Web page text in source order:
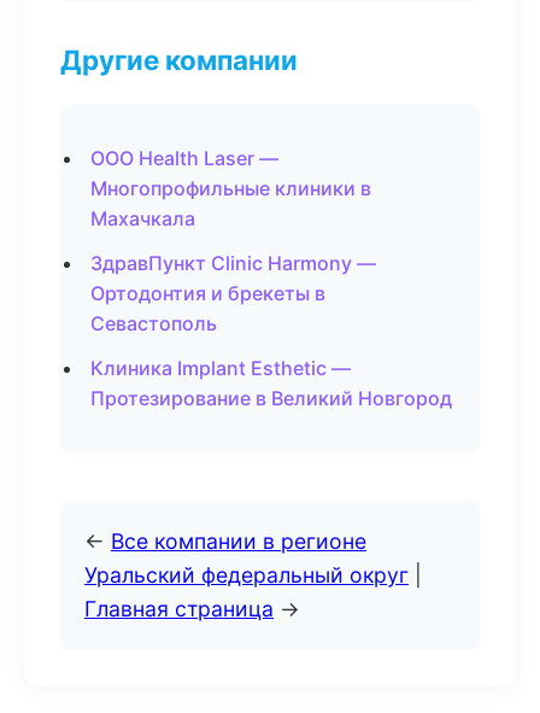
Другие компании
ООО Health Laser —
Многопрофильные клиники в
Махачкала
ЗдравПункт Clinic Harmony —
Ортодонтия и брекеты в
Севастополь
Клиника Implant Esthetic —
Протезирование в Великий Новгород
← Все компании в регионе
Уральский федеральный округ
Главная страница →